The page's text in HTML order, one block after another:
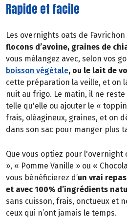
Rapide et facile
Les overnights oats de
flocons d’avoine, graines de
vous mélangez avec, selon vos
boisson végétale, ou le lait de
cette préparation la veille, et on
nuit au frigo. Le matin, il ne reste
telle qu'elle ou ajouter le «
frais, oléagineux, graines, et on
dans son sac pour manger plus
Que vous optiez pour l'overnight
», « Pomme Vanille » ou «
vous bénéficierez d’un vrai
et avec 100% d’ingrédients
sans cuisson, frais, onctueux et
ceux qui n’ont jamais le temps.